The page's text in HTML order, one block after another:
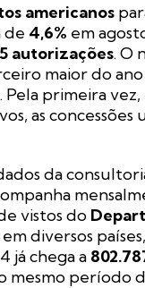
americanos
de 4,6% em
autorizações. O
maior do
Pela primeira
as concessões
da
vistos do
em diversos
já chega a
mesmo período